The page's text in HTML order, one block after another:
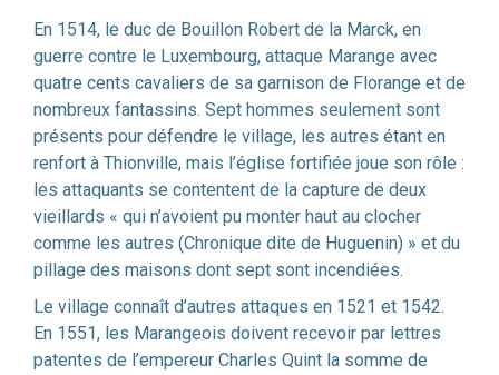
En 1514, le duc de Bouillon Robert de la Marck, en
guerre contre le Luxembourg, attaque Marange avec
quatre cents cavaliers de sa garnison de Florange et de
nombreux fantassins. Sept hommes seulement sont
présents pour défendre le village, les autres étant en
renfort à Thionville, mais l’église fortifiée joue son rôle :
les attaquants se contentent de la capture de deux
vieillards « qui n’avoient pu monter haut au clocher
comme les autres (Chronique dite de Huguenin) » et du
pillage des maisons dont sept sont incendiées.
Le village connaît d’autres attaques en 1521 et 1542.
En 1551, les Marangeois doivent recevoir par lettres
patentes de l’empereur Charles Quint la somme de